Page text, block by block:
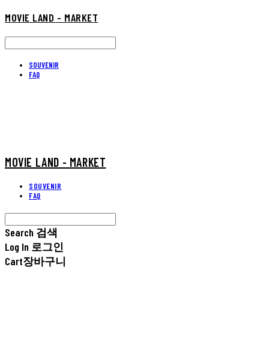
MOVIE LAND - MARKET
SOUVENIR
FAQ
MOVIE LAND - MARKET
SOUVENIR
FAQ
Search 검색
Log In 로그인
Cart장바구니